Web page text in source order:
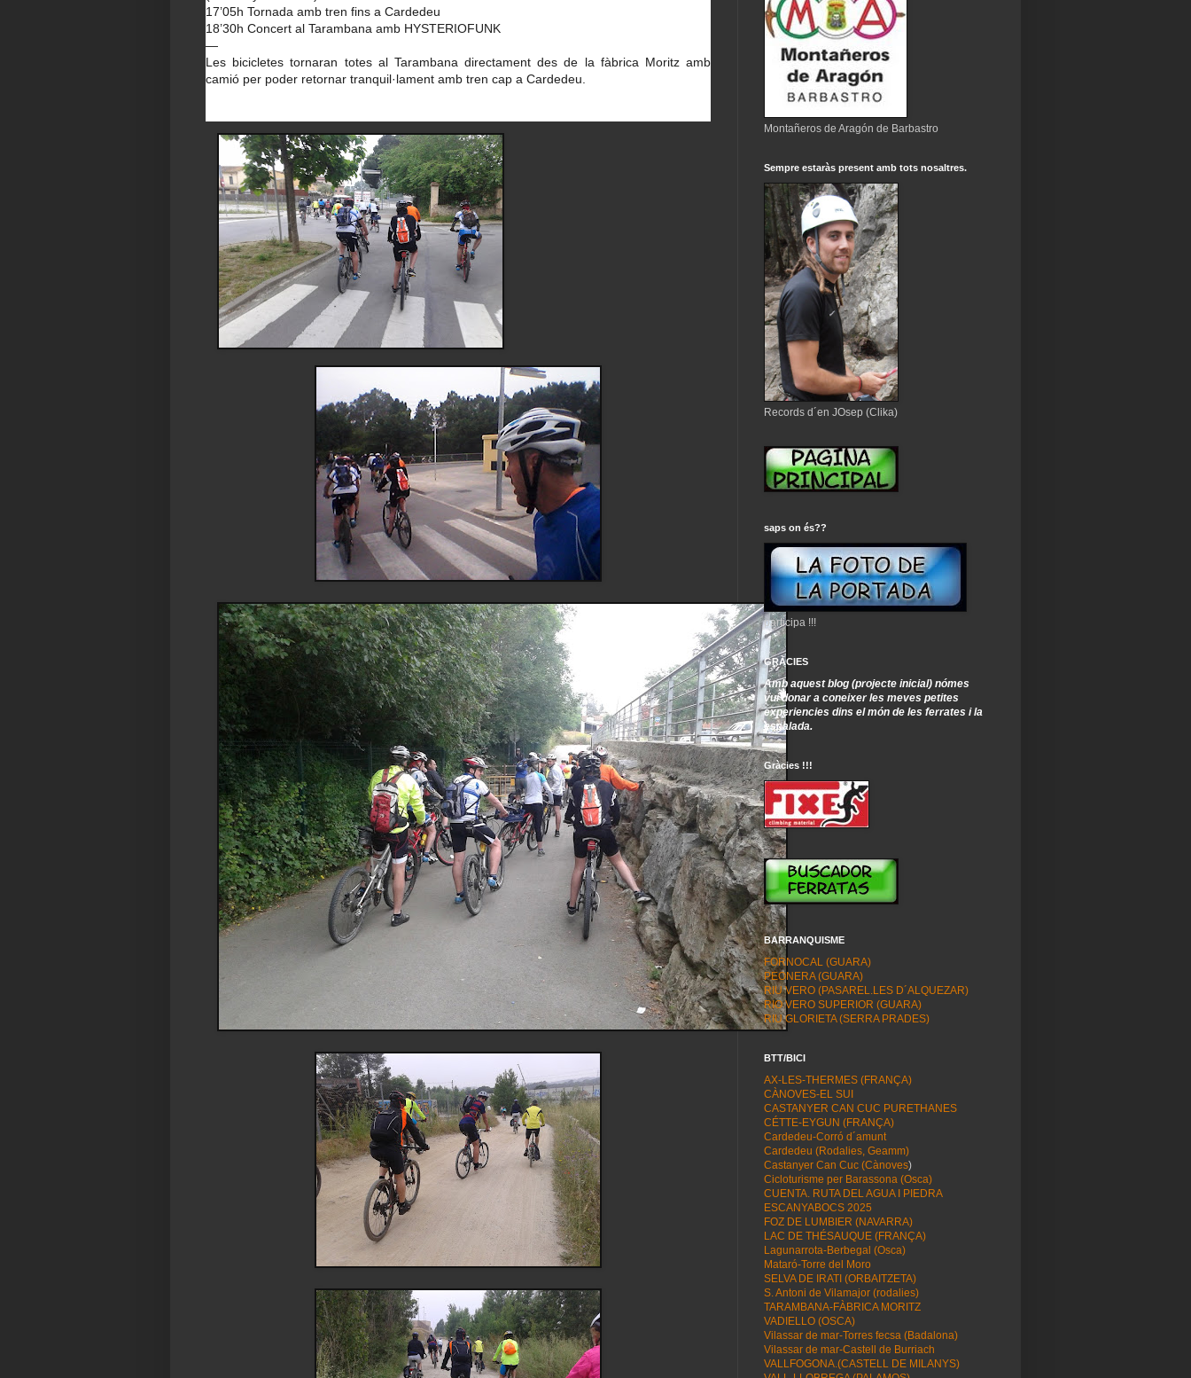
17’05h Tornada amb tren fins a Cardedeu
18’30h Concert al Tarambana amb HYSTERIOFUNK
—
Les bicicletes tornaran totes al Tarambana directament des de la fàbrica Moritz amb
camió per poder retornar tranquil·lament amb tren cap a Cardedeu.
Montañeros de Aragón de Barbastro
Sempre estaràs present amb tots nosaltres.
Records d´en JOsep (Clika)
saps on és??
participa !!!
GRÀCIES
Amb aquest blog (projecte inicial) nómes
vui donar a coneixer les meves petites
experiencies dins el món de les ferrates i la
escalada.
Gràcies !!!
BARRANQUISME
FORNOCAL (GUARA)
PEONERA (GUARA)
RIU VERO (PASAREL.LES D´ALQUEZAR)
RIO VERO SUPERIOR (GUARA)
RIU GLORIETA (SERRA PRADES)
BTT/BICI
AX-LES-THERMES (FRANÇA)
CÀNOVES-EL SUI
CASTANYER CAN CUC PURETHANES
CÉTTE-EYGUN (FRANÇA)
Cardedeu-Corró d´amunt
Cardedeu (Rodalies, Geamm)
Castanyer Can Cuc (Cànoves)
Cicloturisme per Barassona (Osca)
CUENTA. RUTA DEL AGUA I PIEDRA
ESCANYABOCS 2025
FOZ DE LUMBIER (NAVARRA)
LAC DE THÉSAUQUE (FRANÇA)
Lagunarrota-Berbegal (Osca)
Mataró-Torre del Moro
SELVA DE IRATI (ORBAITZETA)
S. Antoni de Vilamajor (rodalies)
TARAMBANA-FÀBRICA MORITZ
VADIELLO (OSCA)
Vilassar de mar-Torres fecsa (Badalona)
Vilassar de mar-Castell de Burriach
VALLFOGONA.(CASTELL DE MILANYS)